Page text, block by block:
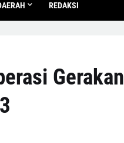
REDAKSI
Gerakan